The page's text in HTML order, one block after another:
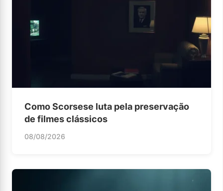
Como Scorsese luta pela preservação
de filmes clássicos
08/08/2026